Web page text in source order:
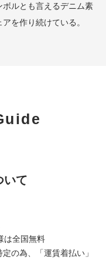
ルとも言えるデニム素
を作り続けている。
いて
は全国無料
の為、「運賃着払い」